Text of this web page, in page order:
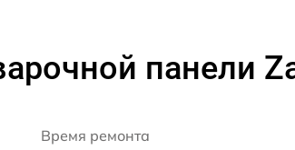
панели
Время ремонта